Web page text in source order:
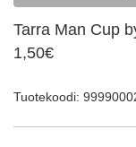
Tarra Man Cup
1,50€
Tuotekoodi: